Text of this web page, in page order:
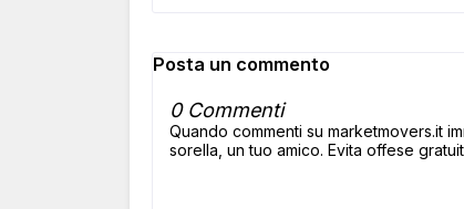
Posta un commento
0 Commenti
Quando commenti su marketmovers.it
sorella, un tuo amico. Evita offese